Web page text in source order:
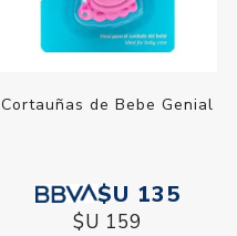
Cortauñas de Bebe Genial
$U 135
$U 159